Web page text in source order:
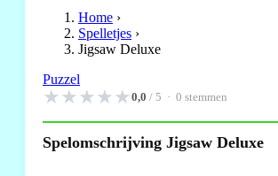
Home ›
Spelletjes ›
Jigsaw Deluxe
Puzzel
★★★★★0,0 / 5 · 0 stemmen
Spelomschrijving Jigsaw Deluxe